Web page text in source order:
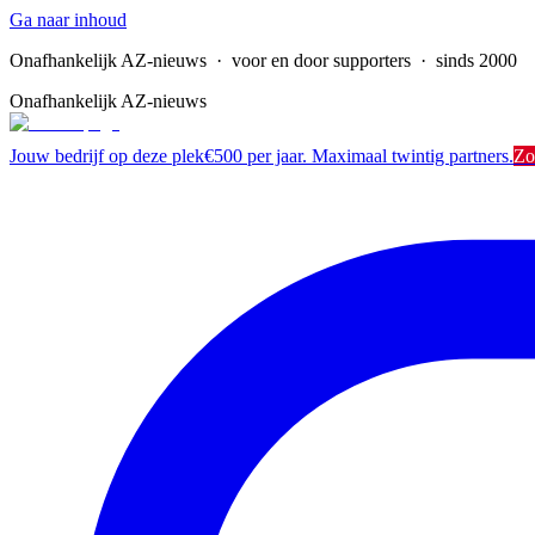
Ga naar inhoud
Onafhankelijk AZ-nieuws · voor en door supporters · sinds 2000
Onafhankelijk AZ-nieuws
Jouw bedrijf op deze plek€500 per jaar. Maximaal twintig partners.